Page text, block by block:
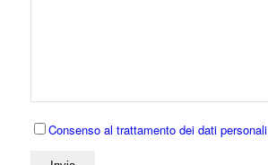
Consenso al trattamento dei dati personali